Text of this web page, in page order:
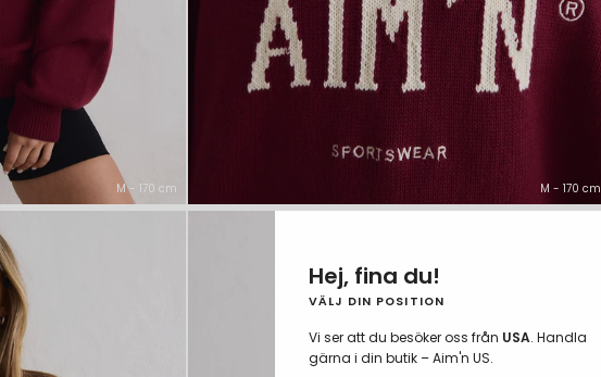
M - 170 cm M - 170 cm
Hej, fina du!
VÄLJ DIN POSITION
Vi ser att du besöker oss från USA. Handla
gärna i din butik – Aim'n US.